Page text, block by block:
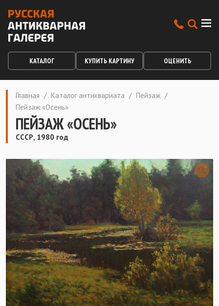
КАТАЛОГ КУПИТЬ КАРТИНУ ОЦЕНИТЬ
Главная / Каталог антиквариата / Пейзаж /
Пейзаж «Осень»
ПЕЙЗАЖ «ОСЕНЬ»
СССР, 1980 год